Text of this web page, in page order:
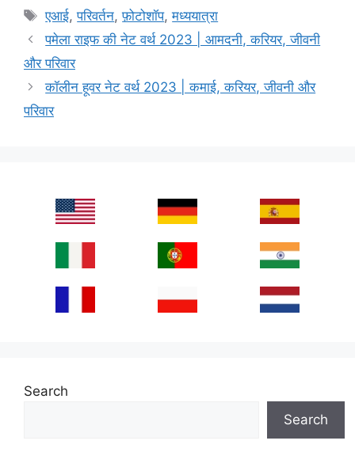
Tags
एआई,परिवर्तन,फ़ोटोशॉप,मध्ययात्रा
पमेला राइफ की नेट वर्थ 2023 | आमदनी, करियर, जीवनी
और परिवार
कॉलीन हूवर नेट वर्थ 2023 | कमाई, करियर, जीवनी और
परिवार
Search
Search